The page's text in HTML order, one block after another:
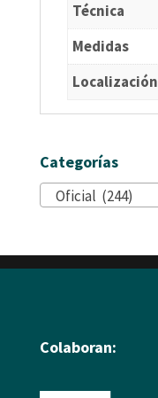
Técnica
Medidas
Localización
Categorías
Oficial (244)
Colaboran: